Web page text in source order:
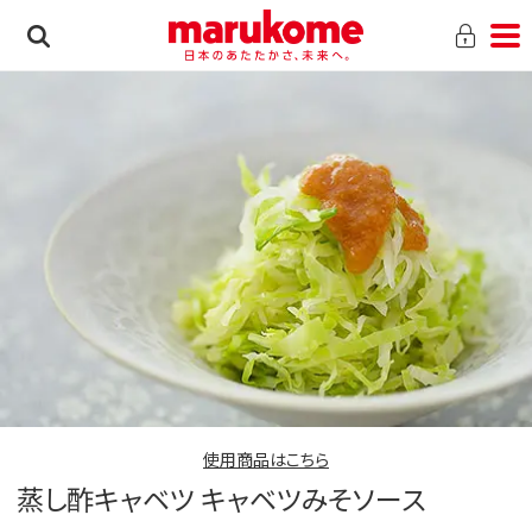
使用商品はこちら
蒸し酢キャベツ キャベツみそソース